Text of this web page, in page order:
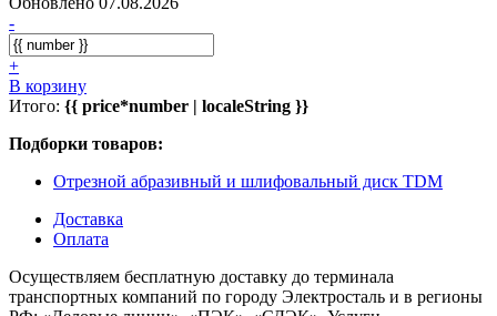
-
+
В корзину
Итого: {{ price*number | localeString }}
Подборки товаров:
Отрезной абразивный и шлифовальный диск TDM
Доставка
Оплата
Осуществляем бесплатную доставку до терминала
транспортных компаний по городу Электросталь и в регионы